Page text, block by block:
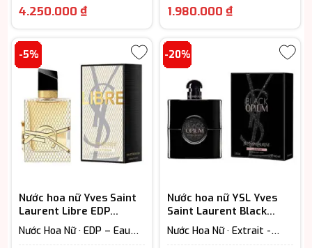
Scent - Hương gỗ
4.250.000₫Giá
là:
4.250.000 ₫.
7-12h) · Floral – Hương hoa
1.980.000 ₫Khoảng
1.980.000 ₫
đến
3.850.000 ₫
-5%
Nước hoa nữ Yves Saint
Laurent Libre EDP
Holiday chính hãng
Nước Hoa Nữ · EDP – Eau
-20%
Nước hoa nữ YSL Yves
Saint Laurent Black
Opium Le Parfum
Nước Hoa Nữ · Extrait -